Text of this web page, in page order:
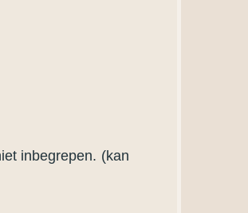
inbegrepen. (kan